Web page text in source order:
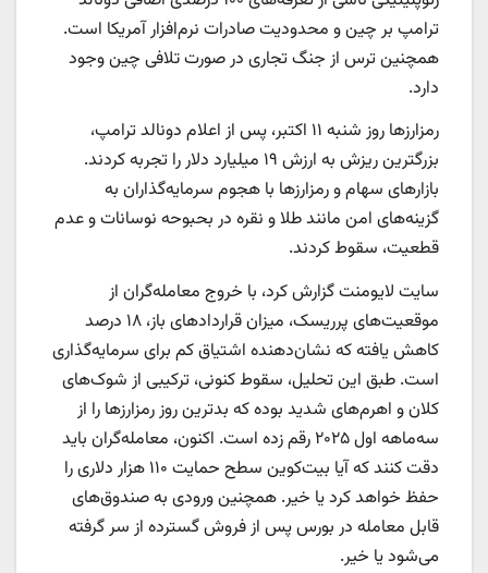
ترامپ بر چین و محدودیت صادرات نرم‌افزار آمریکا است.
همچنین ترس از جنگ تجاری در صورت تلافی چین وجود
دارد.
رمزارزها روز شنبه ۱۱ اکتبر، پس از اعلام دونالد ترامپ،
بزرگترین ریزش به ارزش ۱۹ میلیارد دلار را تجربه کردند.
بازارهای سهام و رمزارزها با هجوم سرمایه‌گذاران به
گزینه‌های امن مانند طلا و نقره در بحبوحه نوسانات و عدم
قطعیت، سقوط کردند.
سایت لایومنت گزارش کرد، با خروج معامله‌گران از
موقعیت‌های پرریسک، میزان قراردادهای باز، ۱۸ درصد
کاهش یافته که نشان‌دهنده‌ اشتیاق کم برای سرمایه‌گذاری
است. طبق این تحلیل، سقوط کنونی، ترکیبی از شوک‌های
کلان و اهرم‌های شدید بوده که بدترین روز رمزارزها را از
سه‌ماهه‌ اول ۲۰۲۵ رقم زده است. اکنون، معامله‌گران باید
دقت کنند که آیا بیت‌کوین سطح حمایت ۱۱۰ هزار دلاری را
حفظ خواهد کرد یا خیر. همچنین ورودی به صندوق‌های
قابل معامله در بورس پس از فروش گسترده از سر گرفته
می‌شود یا خیر.